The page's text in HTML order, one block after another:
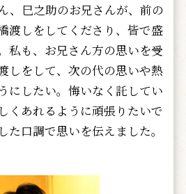
、巳之助のお兄さんが、前の
渡しをしてくださり、皆で盛
私も、お兄さん方の思いを受
しをして、次の代の思いや熱
にしたい。悔いなく託してい
くあれるように頑張りたいで
た口調で思いを伝えました。